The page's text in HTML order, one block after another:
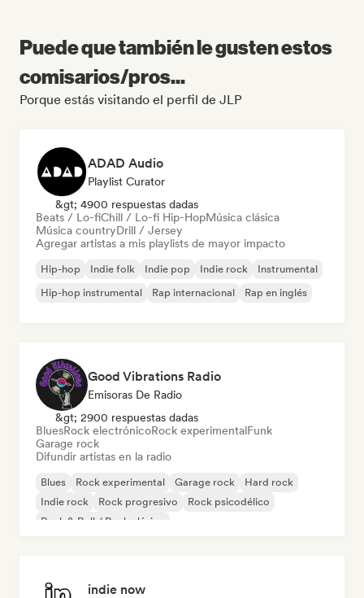
Puede que también le gusten estos
comisarios/pros...
Porque estás visitando el perfil de JLP
ADAD Audio
Playlist Curator
&gt; 4900 respuestas dadas
Beats / Lo-fiChill / Lo-fi Hip-HopMúsica clásica
Música countryDrill / Jersey
Agregar artistas a mis playlists de mayor impacto
Hip-hop Indie folk Indie pop Indie rock
Instrumental
Hip-hop instrumental
Rap internacional Rap en inglés
Good Vibrations Radio
Emisoras De Radio
&gt; 2900 respuestas dadas
BluesRock electrónicoRock experimentalFunk
Garage rock
Difundir artistas en la radio
Blues Rock experimental Garage rock
Hard rock
Indie rock
Rock progresivo
Rock psicodélico
Rock & Roll / Rock clásico
indie now